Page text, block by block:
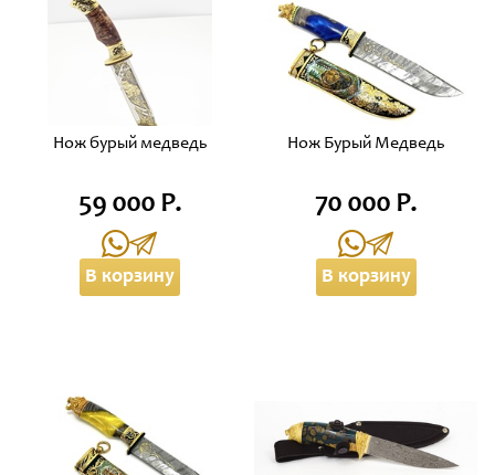
Нож бурый медведь
59 000 Р.
В корзину
Нож Бурый Медведь
70 000 Р.
В корзину